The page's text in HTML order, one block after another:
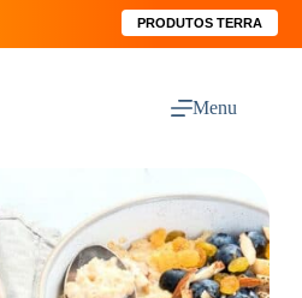
PRODUTOS TERRA
Menu